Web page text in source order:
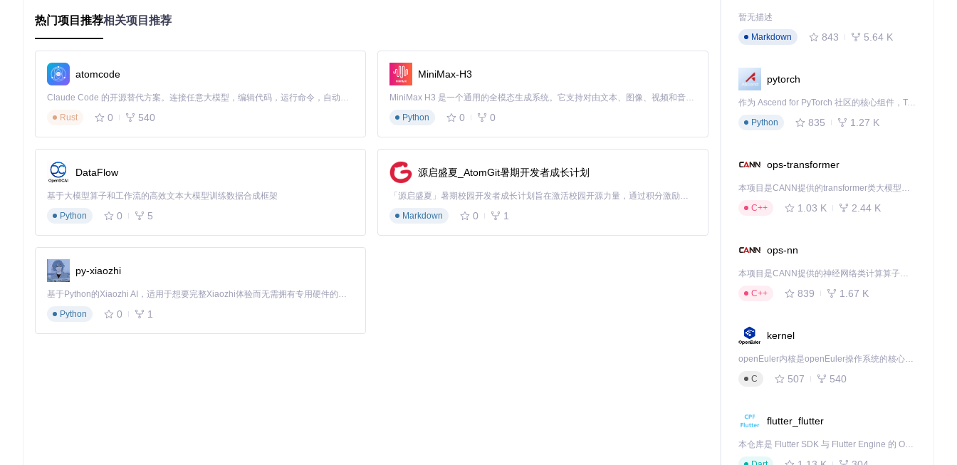
苹方字体提供的六种字重构成完整的视觉表达体系，每种字重都有其最优应用场景：
🔍字重特性矩阵
Ultralight（极细体）
Thin（纤细体）：200字重，理想用于移动端界面正文、电子书内容
Regular（常规体）
：400字重，通用标准字重，适用于大多数办公文档
Medium（中黑体）：500字重，适合导航菜单、小标题等需要适度突出的内容
Semibold（中粗体）：600字重，适用于主标题、关键数据展示、警示信息
创意应用示例：在数据仪表盘设计中，采用Semibold显示核心KPI数据，Medium呈现分类标题，Regular展示详细指标，通过字重层级构建清晰的视觉信
息架构，使用户能在3秒内完成关键信息定位。
跨平台一致性解决方案
企业级应用常面临多系统字体显示不一致的挑战。通过以下技术组合可实现95%以上的视觉一致性：
CSS变量定义
:root {
--font-pingfang : "PingFang SC", "Microsoft YaHei", sans-serif;
--font-light
: 300 ;
--font-medium: 500;
热门项目推荐相关项目推荐
atomcode
Claude Code 的开源替代方案。连接任意大模型，编辑代码，运行命令，自动验证 — 全自动执行。用 Rust 构建，极致性能。 ｜ An open-source alternative to Claude Code. Connect any LLM, edit code, run commands, and verify changes — autonomously. Built in Rust for speed. Get Started
Rust
0 540
MiniMax-H3
MiniMax H3 是一个通用的全模态生成系统。它支持对由文本、图像、视频和音频组成的多模态上下文进行统一理解，并能生成分辨率高达 2K、时长可达 15 秒的带原生立体声音频的视频。得益于面向任务泛化的系统设计，H3 在预训练阶段就已具备广泛的多模态上下文理解与生成能力，能够出色地执行复杂的多模态指令。
Python
0 0
DataFlow
基于大模型算子和工作流的高效文本大模型训练数据合成框架
Python
0 5
源启盛夏_AtomGit暑期开发者成长计划
「源启盛夏」暑期校园开发者成长计划旨在激活校园开源力量，通过积分激励、认证扶持、资源倾斜等形式，引导高校组织和开发者完成「入驻 — 建项目 — 做贡献 — 获认证 — 得资源」的完整闭环。无论你是想带领社团入驻平台的组织者，还是希望用代码贡献证明自己的开发者，都能在这里找到属于你的成长路径。
Markdown
0 1
py-xiaozhi
基于Python的Xiaozhi AI，适用于想要完整Xiaozhi体验而无需拥有专用硬件的用户。
Python
0 1
暂无描述
Markdown
843 5.64 K
pytorch
作为 Ascend for PyTorch 社区的核心组件，TorchNPU 是昇腾专为 PyTorch 打造的深度学习适配插件，使 PyTorch 框架能够直接调用昇腾 NPU，为开发者提供昇腾 AI 处理器的超强算力。
Python
835 1.27 K
ops-transformer
本项目是CANN提供的transformer类大模型算子库，实现网络在NPU上加速计算。
C++
1.03 K 2.44 K
ops-nn
本项目是CANN提供的神经网络类计算算子库，实现网络在NPU上加速计算。
C++
839 1.67 K
kernel
openEuler内核是openEuler操作系统的核心，既是系统性能与稳定性的基石，也是连接处理器、设备与服务的桥梁。
C
507 540
flutter_flutter
本仓库是 Flutter SDK 与 Flutter Engine 的 OpenHarmony 适配版本，由 CPF-Flutter 团队维护。开发者可使用熟悉的 Flutter 技术栈开发 OpenHarmony 应用，3.35.7 及以后的适配版本可基于本仓库源码构建支持 OpenHarmony 的 Flutter Engine。